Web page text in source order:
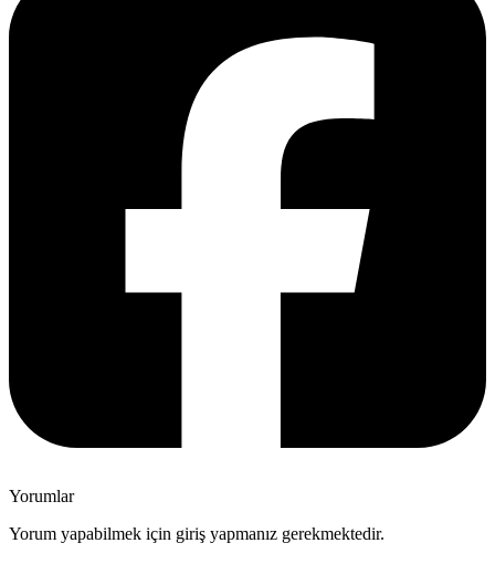
Yorumlar
Yorum yapabilmek için giriş yapmanız gerekmektedir.